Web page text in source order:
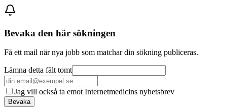
Bevaka den här sökningen
Få ett mail när nya jobb som matchar din sökning publiceras.
Lämna detta fält tomt
Jag vill också ta emot Internetmedicins nyhetsbrev
Bevaka